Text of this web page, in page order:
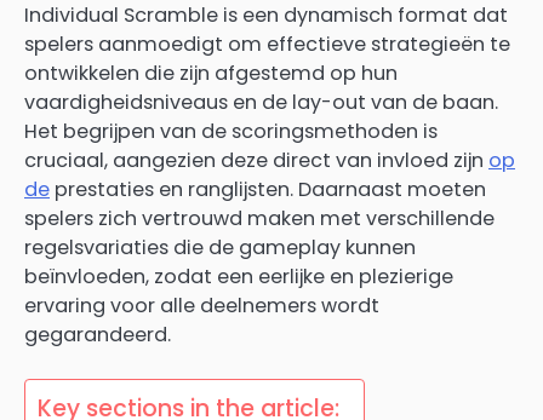
Individual Scramble is een dynamisch format dat
spelers aanmoedigt om effectieve strategieën te
ontwikkelen die zijn afgestemd op hun
vaardigheidsniveaus en de lay-out van de baan.
Het begrijpen van de scoringsmethoden is
cruciaal, aangezien deze direct van invloed zijn op
de prestaties en ranglijsten. Daarnaast moeten
spelers zich vertrouwd maken met verschillende
regelsvariaties die de gameplay kunnen
beïnvloeden, zodat een eerlijke en plezierige
ervaring voor alle deelnemers wordt
gegarandeerd.
Key sections in the article: